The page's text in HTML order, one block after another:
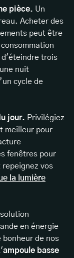
pièce. Un
Acheter des
peut être
trois
nuit
cycle de
jour. Privilégiez
meilleur pour
fenêtres pour
vos
la lumière
en énergie
de nos
ampoule basse